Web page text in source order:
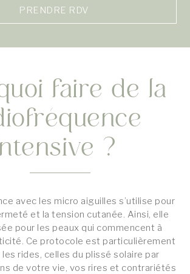
PRENDRE RDV
faire de la
?
avec les micro aiguilles s’utilise pour
et la tension cutanée. Ainsi, elle
pour les peaux qui commencent à
Ce protocole est particulièrement
rides, celles du plissé solaire par
de votre vie, vos rires et contrariétés